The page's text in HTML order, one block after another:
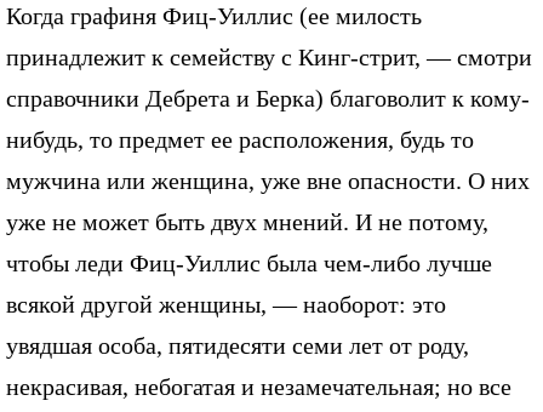
Когда графиня Фиц-Уиллис (ее милость
принадлежит к семейству с Кинг-стрит, — смотри
справочники Дебрета и Берка) благоволит к кому-
нибудь, то предмет ее расположения, будь то
мужчина или женщина, уже вне опасности. О них
уже не может быть двух мнений. И не потому,
чтобы леди Фиц-Уиллис была чем-либо лучше
всякой другой женщины, — наоборот: это
увядшая особа, пятидесяти семи лет от роду,
некрасивая, небогатая и незамечательная; но все